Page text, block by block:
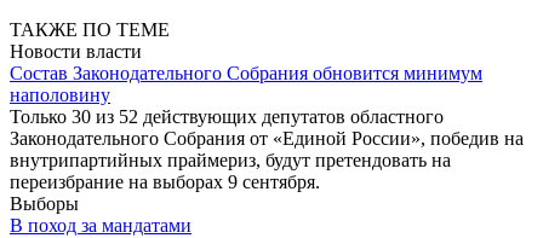
ТАКЖЕ ПО ТЕМЕ
Новости власти
Состав Законодательного Собрания обновится минимум
наполовину
Только 30 из 52 действующих депутатов областного
Законодательного Собрания от «Единой России», победив на
внутрипартийных праймериз, будут претендовать на
переизбрание на выборах 9 сентября.
Выборы
В поход за мандатами